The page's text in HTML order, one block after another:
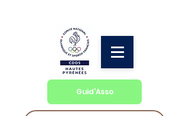
Guid'Asso